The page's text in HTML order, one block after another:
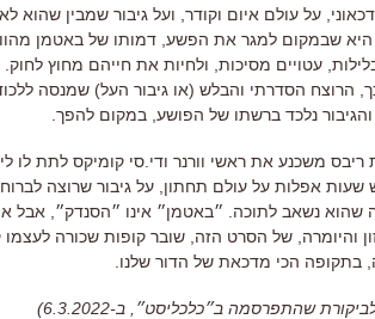
על עולם איום וקודר ועל גיבור שמבין שהוא
היא שבמקום למגר את הפשע דמותו של באטמן
עטויים מסיכות ולחיות את חייהם מחוץ לחוק
הרוצח הסדרתי והבלש (או גיבור העל) שמנסה
והגיבור נלכד ברשתו של הפושע במקום להפך
משכנע את ראשי וורנר ודי סי קומיקס לתת לו
שעות אפלות על עולם תחתון על גיבור שרוצה
שהוא נשאב לתוכה ״באטמן״ אינו ״הסנדק״ אבל
והיומרה של הסרט הזה שובר קופות שכורה לעצמו
בתקופה הכי מדכאת של הדור שלנו
שהתפרסמה ב״כלכליסט״, ב-6.3.2022)